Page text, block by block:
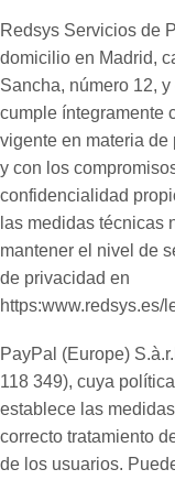
Redsys Servicios de
domicilio en Madrid,
Sancha, número 12,
cumple íntegramente
vigente en materia de
y con los
confidencialidad
las medidas técnicas
mantener el nivel de
de privacidad en
PayPal (Europe)
118 349), cuya
establece las
correcto tratamiento
de los usuarios.